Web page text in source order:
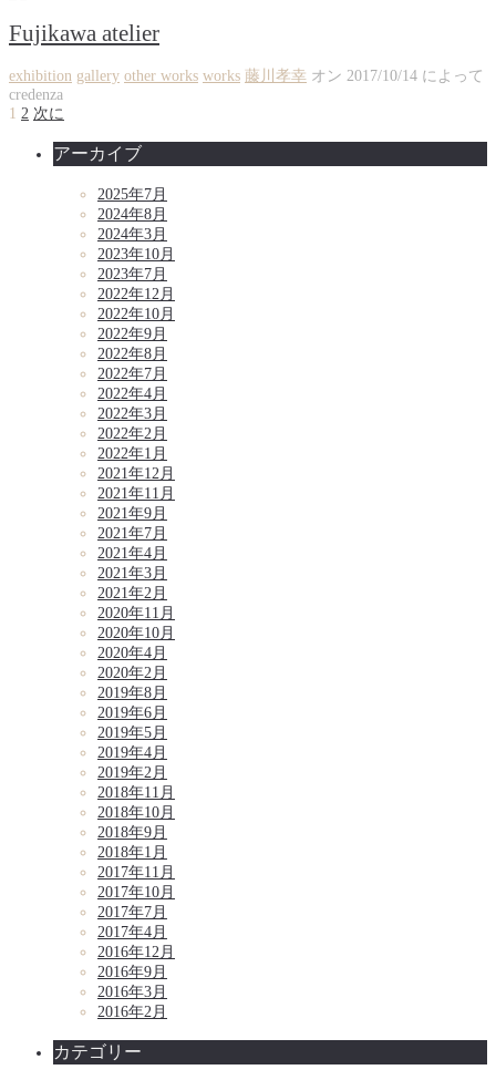
Fujikawa atelier
exhibition gallery other works works 藤川孝幸 オン 2017/10/14 によって
credenza
1 2 次に
アーカイブ
2025年7月
2024年8月
2024年3月
2023年10月
2023年7月
2022年12月
2022年10月
2022年9月
2022年8月
2022年7月
2022年4月
2022年3月
2022年2月
2022年1月
2021年12月
2021年11月
2021年9月
2021年7月
2021年4月
2021年3月
2021年2月
2020年11月
2020年10月
2020年4月
2020年2月
2019年8月
2019年6月
2019年5月
2019年4月
2019年2月
2018年11月
2018年10月
2018年9月
2018年1月
2017年11月
2017年10月
2017年7月
2017年4月
2016年12月
2016年9月
2016年3月
2016年2月
カテゴリー